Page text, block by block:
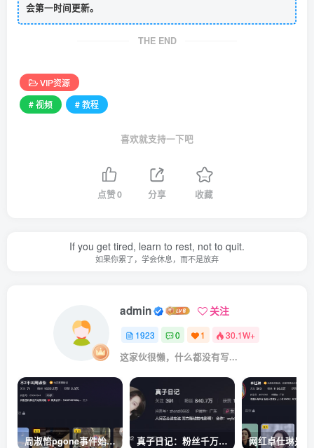
会第一时间更新。
THE END
VIP资源
# 视频
# 教程
喜欢就支持一下吧
点赞0 分享 收藏
If you get tired, learn to rest, not to quit.
如果你累了，学会休息，而不是放弃
admin 关注
1923 0 1 30.1W+
这家伙很懒，什么都没有写...
周淑怡pgone事件始末，周淑怡现状 真子日记：粉丝千万的真子日记是最懂反转的网红吗？